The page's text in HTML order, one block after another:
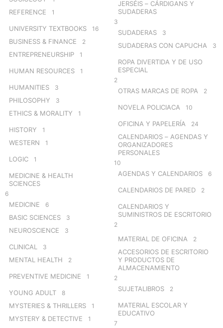
REFERENCE 1
UNIVERSITY TEXTBOOKS 16
BUSINESS & FINANCE 2
ENTREPRENEURSHIP 1
HUMAN RESOURCES 1
HUMANITIES 3
PHILOSOPHY 3
ETHICS & MORALITY 1
HISTORY 1
WESTERN 1
LOGIC 1
MEDICINE & HEALTH
SCIENCES
6
MEDICINE 6
BASIC SCIENCES 3
NEUROSCIENCE 3
CLINICAL 3
MENTAL HEALTH 2
PREVENTIVE MEDICINE 1
YOUNG ADULT 8
MYSTERIES & THRILLERS 1
MYSTERY & DETECTIVE 1
JERSÉIS – CÁRDIGANS Y
SUDADERAS
3
SUDADERAS 3
SUDADERAS CON CAPUCHA 3
ROPA DIVERTIDA Y DE USO
ESPECIAL
2
OTRAS MARCAS DE ROPA 2
NOVELA POLICIACA 10
OFICINA Y PAPELERÍA 24
CALENDARIOS – AGENDAS Y
ORGANIZADORES
PERSONALES
10
AGENDAS Y CALENDARIOS 6
CALENDARIOS DE PARED 2
CALENDARIOS Y
SUMINISTROS DE ESCRITORIO
2
MATERIAL DE OFICINA 2
ACCESORIOS DE ESCRITORIO
Y PRODUCTOS DE
ALMACENAMIENTO
2
SUJETALIBROS 2
MATERIAL ESCOLAR Y
EDUCATIVO
7